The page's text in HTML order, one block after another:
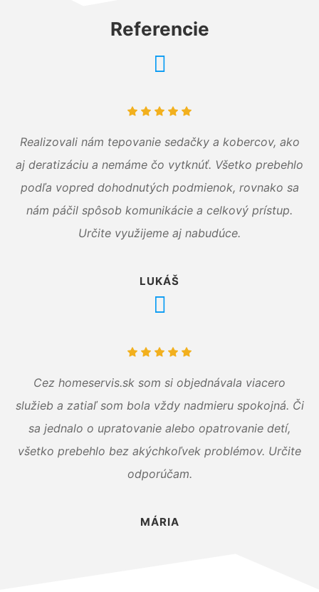
Referencie
Realizovali nám tepovanie sedačky a kobercov, ako
aj deratizáciu a nemáme čo vytknúť. Všetko prebehlo
podľa vopred dohodnutých podmienok, rovnako sa
nám páčil spôsob komunikácie a celkový prístup.
Určite využijeme aj nabudúce.
LUKÁŠ
Cez homeservis.sk som si objednávala viacero
služieb a zatiaľ som bola vždy nadmieru spokojná. Či
sa jednalo o upratovanie alebo opatrovanie detí,
všetko prebehlo bez akýchkoľvek problémov. Určite
odporúčam.
MÁRIA